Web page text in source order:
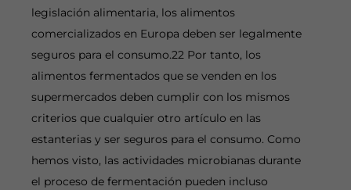
legislación alimentaria, los alimentos
comercializados en Europa deben ser legalmente
seguros para el consumo.22 Por tanto, los
alimentos fermentados que se venden en los
supermercados deben cumplir con los mismos
criterios que cualquier otro artículo en las
estanterias y ser seguros para el consumo. Como
hemos visto, las actividades microbianas durante
el proceso de fermentación pueden incluso